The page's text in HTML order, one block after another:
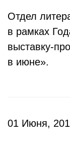
Отдел
в рамках
выставку-
в июне».
01 Июня,